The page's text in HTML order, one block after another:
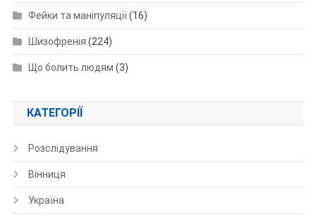
Фейки та маніпуляції(16)
Шизофренія (224)
Що болить людям (3)
КАТЕГОРІЇ
Розслідування
Вінниця
Україна